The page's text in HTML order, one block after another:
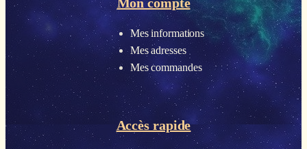
Mon compte
Mes informations
Mes adresses
Mes commandes
Accès rapide